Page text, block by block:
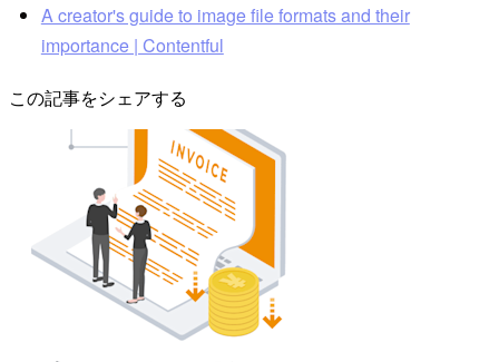
A creator's guide to image file formats and their
importance | Contentful
この記事をシェアする